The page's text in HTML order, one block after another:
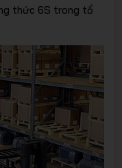
thức 6S trong tổ